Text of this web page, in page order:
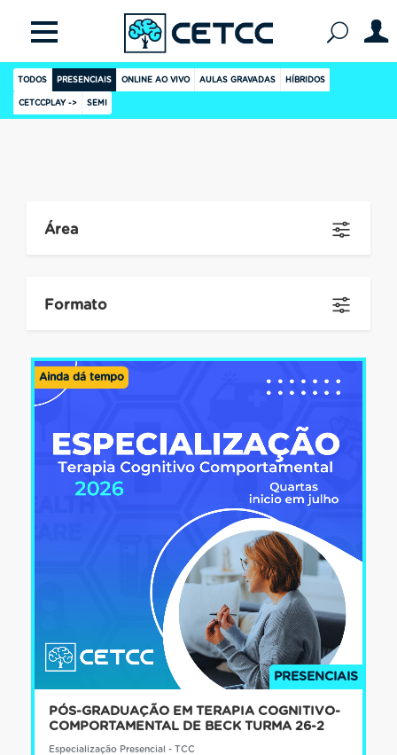
TODOS PRESENCIAIS ONLINE AO VIVO AULAS GRAVADAS HÍBRIDOS
CETCCPLAY -> SEMI
Área
Formato
Ainda dá tempo
PRESENCIAIS
PÓS-GRADUAÇÃO EM TERAPIA COGNITIVO-
COMPORTAMENTAL DE BECK TURMA 26-2
Especialização Presencial - TCC